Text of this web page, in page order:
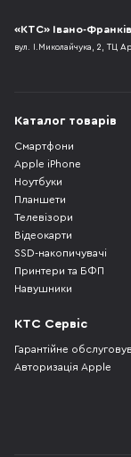
«КТС» Івано-
вул. І.Миколайчука, 2, ТЦ
Каталог товарів
Смартфони
Apple iPhone
Ноутбуки
Планшети
Телевізори
Відеокарти
SSD-накопичувачі
Принтери та БФП
Навушники
КТС Сервіс
Гарантійне
Авторизація Apple